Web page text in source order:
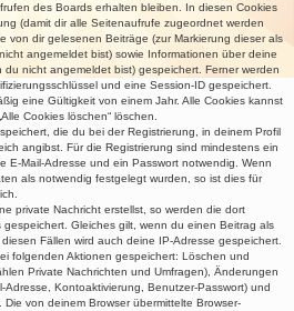
des Boards erhalten bleiben. In diesen Cookies
(damit dir alle Seitenaufrufe zugeordnet werden
von dir gelesenen Beiträge (zur Markierung dieser als
angemeldet bist) sowie Informationen über deine
du nicht angemeldet bist) gespeichert. Ferner werden
und eine Session-ID gespeichert.
eine Gültigkeit von einem Jahr. Alle Cookies kannst
Cookies löschen“ löschen.
die du bei der Registrierung, in deinem Profil
angibst. Für die Registrierung sind mindestens ein
E-Mail-Adresse und ein Passwort notwendig. Wenn
als notwendig festgelegt wurden, so ist dies für
private Nachricht erstellst, so werden die dort
Gleiches gilt, wenn du einen Beitrag als
Fällen wird auch deine IP-Adresse gespeichert.
folgenden Aktionen gespeichert: Löschen und
Private Nachrichten und Umfragen), Änderungen
Adresse, Kontoaktivierung, Benutzer-Passwort) und
von deinem Browser übermittelte Browser-